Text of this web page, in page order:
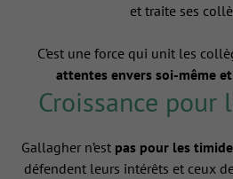
et traite ses
C’est une force qui unit les
attentes envers soi-même
Croissance pour
Gallagher n’est pas pour les
défendent leurs intérêts et ceux